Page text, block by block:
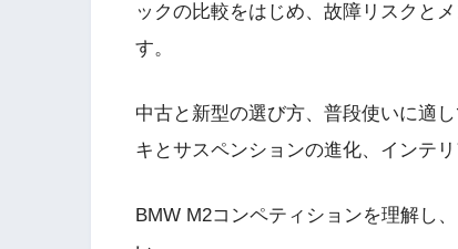
ックの比較をはじめ、故障リスクと
す。
中古と新型の選び方、普段使いに適
キとサスペンションの進化、インテ
BMW M2コンペティションを理解し